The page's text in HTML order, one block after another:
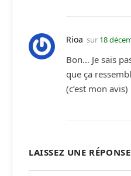
Rioa sur 18
Bon… Je sais
que ça
(c’est mon avis)
LAISSEZ UNE RÉPONSE